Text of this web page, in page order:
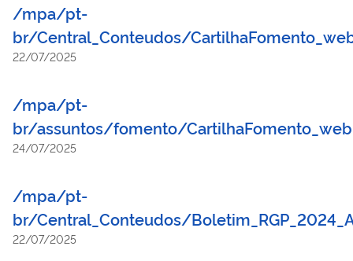
/mpa/pt-
br/Central_Conteudos/
22/07/2025
/mpa/pt-
br/assuntos/fomento/
24/07/2025
/mpa/pt-
br/Central_Conteudos/
22/07/2025